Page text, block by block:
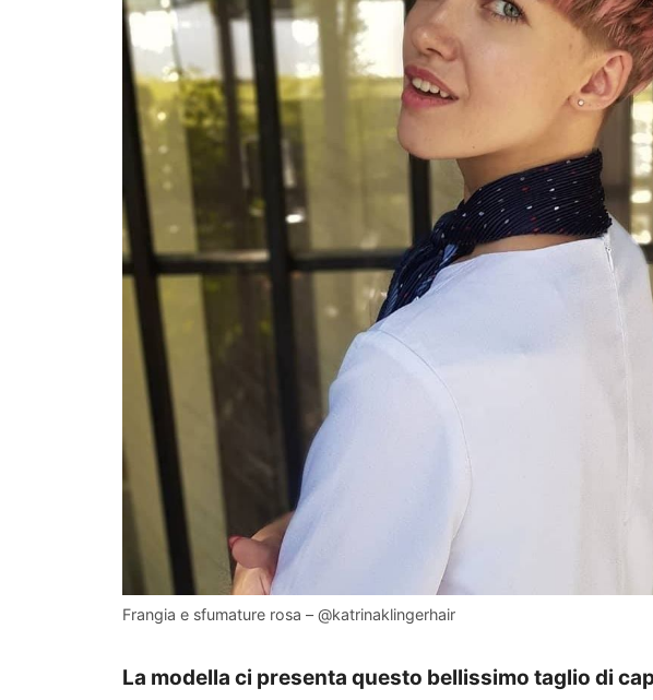
Frangia e sfumature rosa – @katrinaklingerhair
La modella ci presenta questo bellissimo taglio di